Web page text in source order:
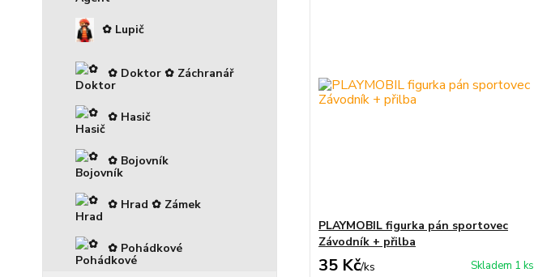
✿ Lupič
✿ Doktor ✿ Záchranář
✿ Hasič
✿ Bojovník
✿ Hrad ✿ Zámek
✿ Pohádkové
PLAYMOBIL figurka pán sportovec
Závodník + přilba
35 Kč/ks Skladem 1 ks